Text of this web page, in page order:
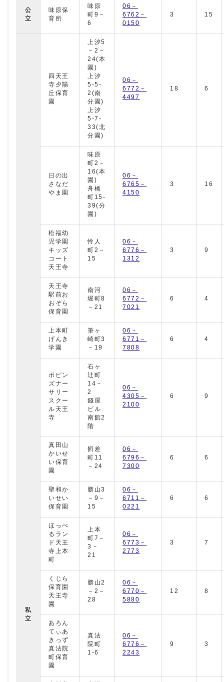
公
立
味原保
育所
味原
町9－
6
06－
6762－
0150
3 15
私
立
四天王
寺夕陽
丘保育
園
上汐5
－2－
24(本
園)
上汐
5-5-
2(南
分園)
上汐
5-7-
33(北
分園)
06－
6772－
4497
18 6
日の出
さなだ
やま園
味原
町2－
16(本
園)
舟橋
町15-
39(分
園)
06－
6765－
4150
3 16
松福幼
児学園
キッズ
コート
天王寺
怜人
町2－
15
06－
6776－
1312
3 9
天王寺
駅前お
おぞら
保育園
南河
堀町8
－21
06－
6772－
7021
6 4
上本町
げんき
学園
筆ヶ
崎町3
－19
06－
6771－
7808
6 4
ポピン
ズナー
サリー
スクー
ル天王
寺
石ヶ
辻町
14－
2
錢屋
ビル
南館2
階
06－
4305－
2100
6 9
真田山
かいせ
い保育
園
餌差
町11
－24
06－
6796－
7300
6 6
聖和か
いせい
保育園
勝山3
－9－
15
06－
6711－
0221
6 6
ほっぺ
るラン
ド天王
寺上本
町
上本
町7－
3－
21
06－
6773－
2773
3 7
くじら
保育園
天王寺
園
勝山2
－2－
28
06－
6770－
5880
12 8
あろん
てぃあ
きっず
真法院
町保育
園
真法
院町
1-6
06－
6776－
2243
9 3